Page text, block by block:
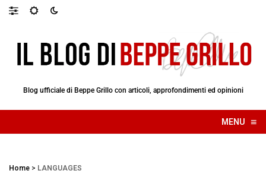
Blog ufficiale di Beppe Grillo con articoli, approfondimenti ed opinioni
MENU ≡
☰
Home > LANGUAGES